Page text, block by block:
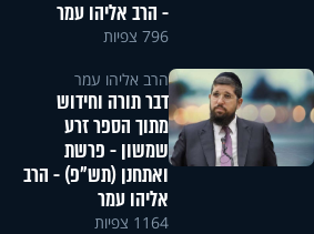
- הרב אליהו עמר
796 צפיות
הרב אליהו עמר
דבר תורה וחידוש
מתוך הספר זרע
שמשון - פרשת
ואתחנן (תש"פ) - הרב
אליהו עמר
1164 צפיות